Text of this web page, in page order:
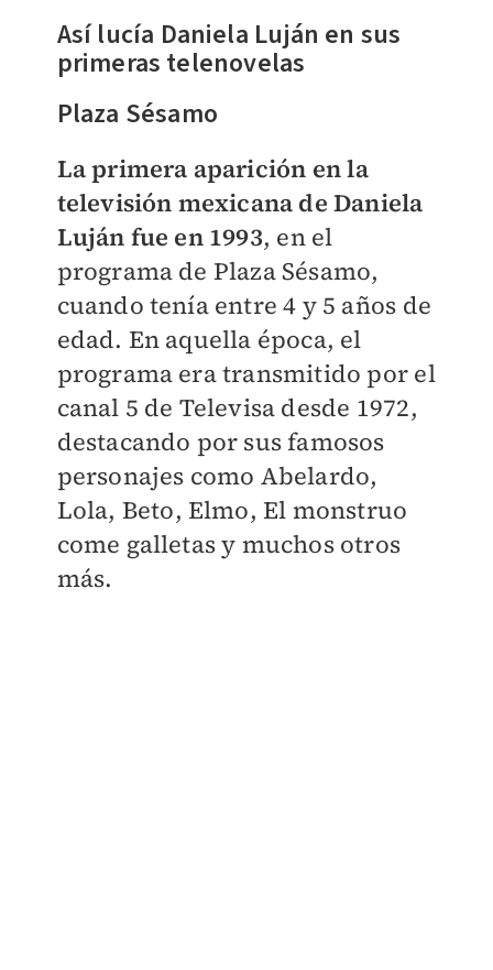
Así lucía Daniela Luján en sus
primeras telenovelas
Plaza Sésamo
La primera aparición en la
televisión mexicana de Daniela
Luján fue en 1993, en el
programa de Plaza Sésamo,
cuando tenía entre 4 y 5 años de
edad. En aquella época, el
programa era transmitido por el
canal 5 de Televisa desde 1972,
destacando por sus famosos
personajes como Abelardo,
Lola, Beto, Elmo, El monstruo
come galletas y muchos otros
más.